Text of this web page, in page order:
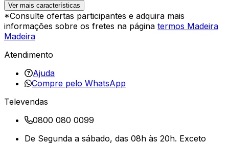
Ver mais características
*Consulte ofertas participantes e adquira mais
informações sobre os fretes na página termos Madeira
Madeira
Atendimento
Ajuda
Compre pelo WhatsApp
Televendas
0800 080 0099
De Segunda a sábado, das 08h às 20h. Exceto